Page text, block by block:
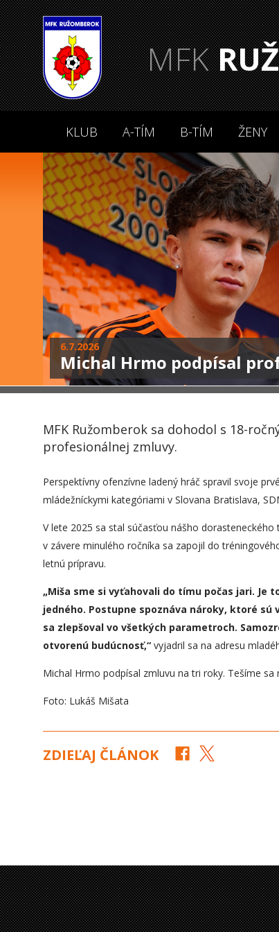
MFK
KLUB A-TÍM B-TÍM ŽENY
6.7.2026
Michal Hrmo podpísal
MFK Ružomberok sa dohodol s 18-
profesionálnej zmluvy.
Perspektívny ofenzívne ladený hráč spravil svoje
mládežníckymi kategóriami v Slovana Bratislava,
V lete 2025 sa stal súčasťou nášho
v závere minulého ročníka sa zapojil do
letnú prípravu.
„Miša sme si vyťahovali do tímu počas jari. Je
jedného. Postupne spoznáva nároky, ktoré
sa zlepšoval vo všetkých parametroch.
otvorenú budúcnosť,“ vyjadril sa na adresu
Michal Hrmo podpísal zmluvu na tri roky. Tešíme sa
Foto: Lukáš Mišata
ZDIEĽAJ ČLÁNOK